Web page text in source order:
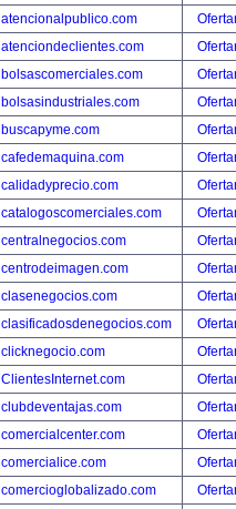
atencionalpublico.com
atenciondeclientes.com
bolsascomerciales.com
bolsasindustriales.com
buscapyme.com
cafedemaquina.com
calidadyprecio.com
catalogoscomerciales.com
centralnegocios.com
centrodeimagen.com
clasenegocios.com
clasificadosdenegocios.com
clicknegocio.com
ClientesInternet.com
clubdeventajas.com
comercialcenter.com
comercialice.com
comercioglobalizado.com